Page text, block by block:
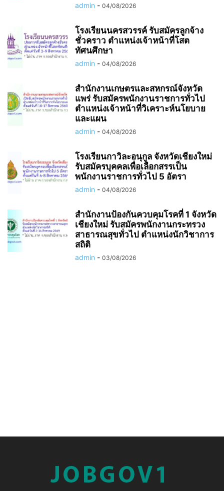
admin - 04/08/2026
โรงเรียนนครสวรรค์ รับสมัครลูกจ้าง
ชั่วคราว ตำแหน่งเจ้าหน้าที่โสต
ทัศนศึกษา
admin - 04/08/2026
สำนักงานเกษตรและสหกรณ์จังหวัด
แพร่ รับสมัครพนักงานราชการทั่วไป
ตำแหน่งเจ้าหน้าที่วิเคราะห์นโยบาย
และแผน
admin - 04/08/2026
โรงเรียนกาวิละอนุกูล จังหวัดเชียงใหม่
รับสมัครบุคคลเพื่อเลือกสรรเป็น
พนักงานราชการทั่วไป 5 อัตรา
admin - 04/08/2026
สำนักงานป้องกันควบคุมโรคที่ 1 จังหวัด
เชียงใหม่ รับสมัครพนักงานกระทรวง
สาธารณสุขทั่วไป ตำแหน่งนักวิชาการ
สถิติ
admin - 03/08/2026